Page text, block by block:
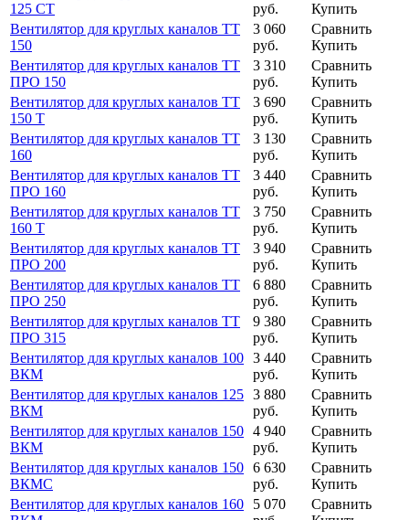
125 СТ
руб.
Купить
Вентилятор для круглых каналов ТТ
150
3 060
руб.
Сравнить
Купить
Вентилятор для круглых каналов ТТ
ПРО 150
3 310
руб.
Сравнить
Купить
Вентилятор для круглых каналов ТТ
150 Т
3 690
руб.
Сравнить
Купить
Вентилятор для круглых каналов ТТ
160
3 130
руб.
Сравнить
Купить
Вентилятор для круглых каналов ТТ
ПРО 160
3 440
руб.
Сравнить
Купить
Вентилятор для круглых каналов ТТ
160 Т
3 750
руб.
Сравнить
Купить
Вентилятор для круглых каналов ТТ
ПРО 200
3 940
руб.
Сравнить
Купить
Вентилятор для круглых каналов ТТ
ПРО 250
6 880
руб.
Сравнить
Купить
Вентилятор для круглых каналов ТТ
ПРО 315
9 380
руб.
Сравнить
Купить
Вентилятор для круглых каналов 100
ВКМ
3 440
руб.
Сравнить
Купить
Вентилятор для круглых каналов 125
ВКМ
3 880
руб.
Сравнить
Купить
Вентилятор для круглых каналов 150
ВКМ
4 940
руб.
Сравнить
Купить
Вентилятор для круглых каналов 150
ВКМС
6 630
руб.
Сравнить
Купить
Вентилятор для круглых каналов 160
5 070
Сравнить